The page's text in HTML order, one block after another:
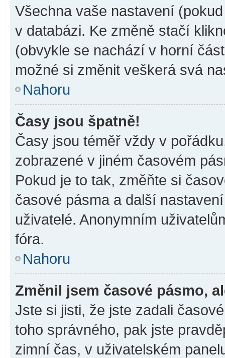
Všechna vaše nastavení
v databázi. Ke změně stačí
(obvykle se nachází v horní
možné si změnit veškerá svá
Nahoru
Časy jsou špatně!
Časy jsou téměř vždy v
zobrazené v jiném časovém
Pokud je to tak, změňte si
časové pásma a další
uživatelé. Anonymním
fóra.
Nahoru
Změnil jsem časové pásmo,
Jste si jisti, že jste zadali
toho správného, pak jste
zimní čas, v uživatelském